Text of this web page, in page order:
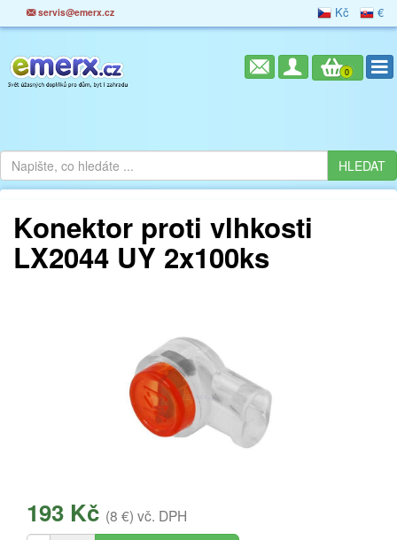
servis@emerx.cz Kč €
0
Konektor proti vlhkosti
LX2044 UY 2x100ks
193 Kč (8 €) vč. DPH